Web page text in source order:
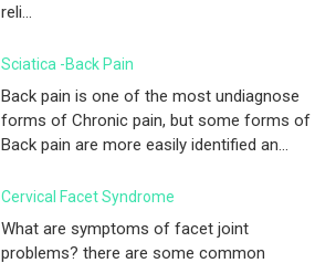
reli...
Sciatica -Back Pain
Back pain is one of the most undiagnose
forms of Chronic pain, but some forms of
Back pain are more easily identified an...
Cervical Facet Syndrome
What are symptoms of facet joint
problems? there are some common